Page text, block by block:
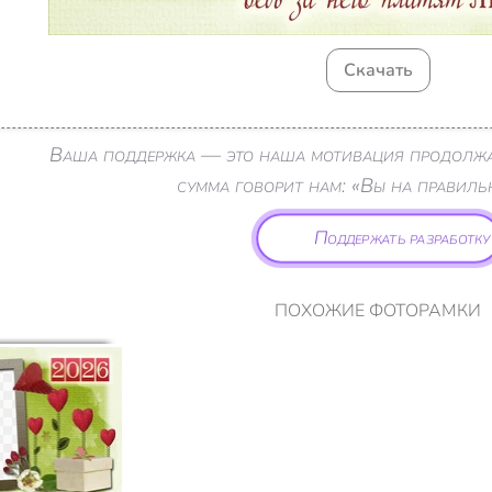
Скачать
Ваша поддержка — это наша мотивация
сумма говорит нам: «Вы на
Поддержать разработку
ПОХОЖИЕ ФОТОРАМКИ